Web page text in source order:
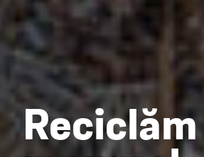
Reciclăm